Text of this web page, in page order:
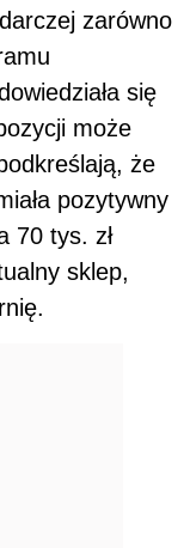
zarówno
się
może
że
pozytywny
70 tys. zł
sklep,